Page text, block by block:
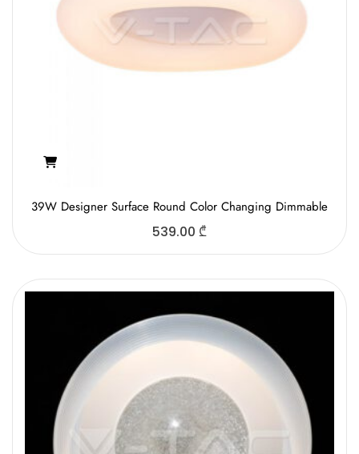
39W Designer Surface Round Color Changing Dimmable
539.00 ₾